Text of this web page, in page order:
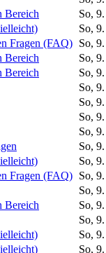
Bereich
So,
So,
Fragen (FAQ) So,
Bereich
So,
Bereich
So,
So,
So,
So,
So,
So,
So,
Fragen (FAQ) So,
So,
Bereich
So,
So,
So,
So,